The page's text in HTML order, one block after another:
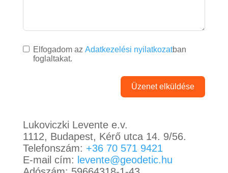
Elfogadom az Adatkezelési nyilatkozatban
foglaltakat.
Üzenet elküldése
Lukoviczki Levente e.v.
1112, Budapest, Kérő utca 14. 9/56.
Telefonszám: +36 70 571 9421
E-mail cím: levente@geodetic.hu